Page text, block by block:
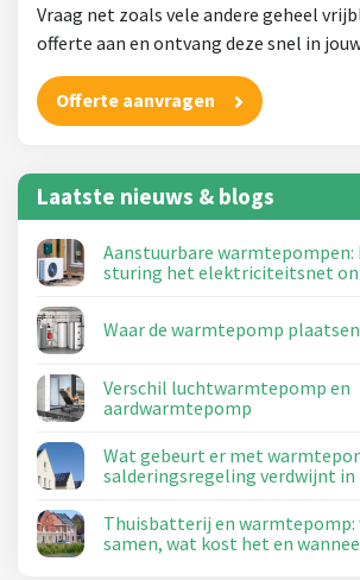
Vraag net zoals vele andere geheel
offerte aan en ontvang deze snel in
Offerte aanvragen
Laatste nieuws & blogs
Aanstuurbare warmtepompen:
sturing het elektriciteitsnet
Waar de warmtepomp plaatsen
Verschil luchtwarmtepomp en
aardwarmtepomp
Wat gebeurt er met
salderingsregeling verdwijnt in
Thuisbatterij en warmtepomp:
samen, wat kost het en